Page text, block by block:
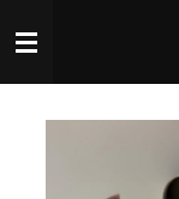
direct